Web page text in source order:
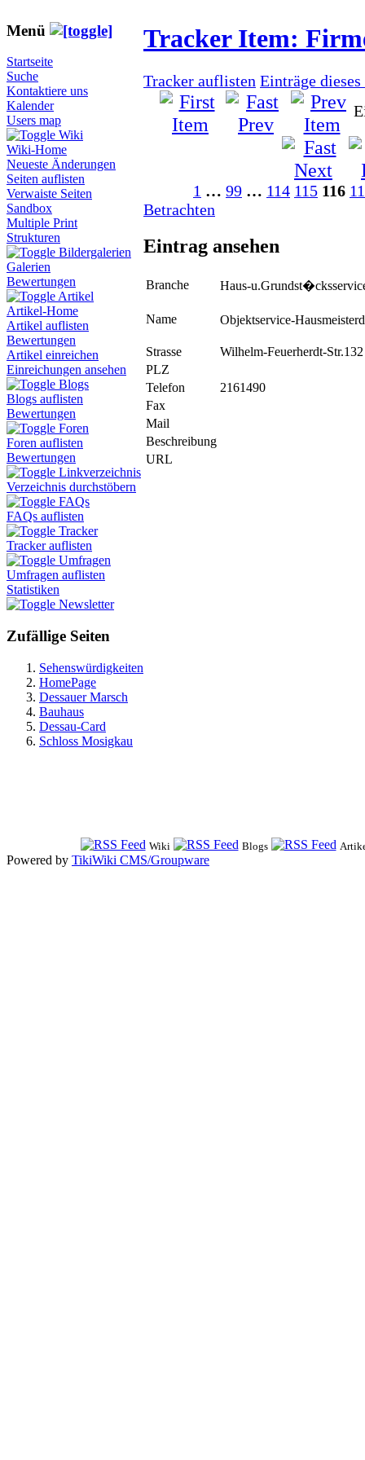
Menü
Startseite
Suche
Kontaktiere uns
Kalender
Users map
Wiki
Wiki-Home
Neueste Änderungen
Seiten auflisten
Verwaiste Seiten
Sandbox
Multiple Print
Strukturen
Bildergalerien
Galerien
Bewertungen
Artikel
Artikel-Home
Artikel auflisten
Bewertungen
Artikel einreichen
Einreichungen ansehen
Blogs
Blogs auflisten
Bewertungen
Foren
Foren auflisten
Bewertungen
Linkverzeichnis
Verzeichnis durchstöbern
FAQs
FAQs auflisten
Tracker
Tracker auflisten
Umfragen
Umfragen auflisten
Statistiken
Newsletter
Zufällige Seiten
Sehenswürdigkeiten
HomePage
Dessauer Marsch
Bauhaus
Dessau-Card
Schloss Mosigkau
Tracker Item:
Tracker auflisten Einträge dieses
1 … 99 … 114 115 116
Betrachten
Eintrag ansehen
Branche Haus-
Name Objektservice-
Strasse
Wilhelm-Feuerherdt-Str.132
PLZ
Telefon
2161490
Fax
Mail
Beschreibung
URL
Wiki Blogs
Powered by TikiWiki CMS/Groupware